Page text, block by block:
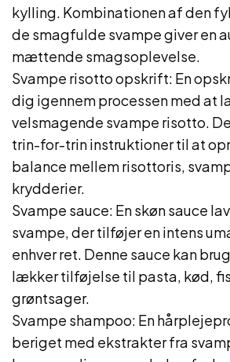
kylling. Kombinationen af den
de smagfulde svampe giver en
mættende smagsoplevelse.
Svampe risotto opskrift: En
dig igennem processen med at
velsmagende svampe risotto.
trin-for-trin instruktioner til at
balance mellem risottoris,
krydderier.
Svampe sauce: En skøn sauce
svampe, der tilføjer en intens
enhver ret. Denne sauce kan
lækker tilføjelse til pasta, kød,
grøntsager.
Svampe shampoo: En
beriget med ekstrakter fra